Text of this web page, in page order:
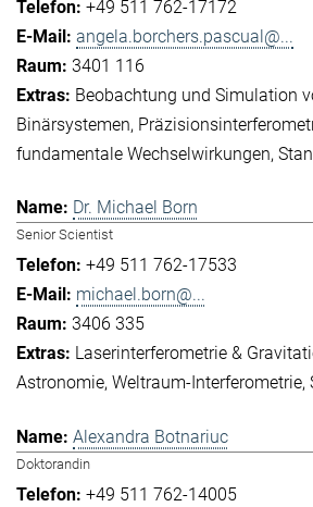
+49 511 762-17172
angela.borchers.pascual@...
3401 116
Beobachtung und Simulation
Binärsystemen
fundamentale Wechselwirkungen
Dr. Michael Born
Senior Scientist
+49 511 762-17533
michael.born@...
3406 335
Laserinterferometrie &
Astronomie Weltraum-Interferometrie
Alexandra Botnariuc
Doktorandin
+49 511 762-14005